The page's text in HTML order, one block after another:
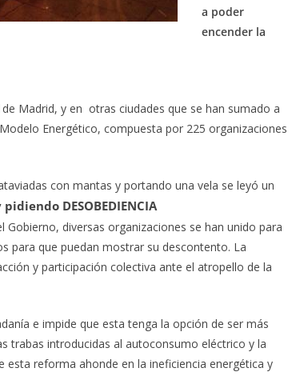
a poder
encender la
Madrid, y en otras ciudades que se han sumado a
Energético, compuesta por 225 organizaciones
con mantas y portando una vela se leyó un
DESOBEDIENCIA
diversas organizaciones se han unido para
para que puedan mostrar su descontento. La
y participación colectiva ante el atropello de la
e impide que esta tenga la opción de ser más
trabas introducidas al autoconsumo eléctrico y la
reforma ahonde en la ineficiencia energética y